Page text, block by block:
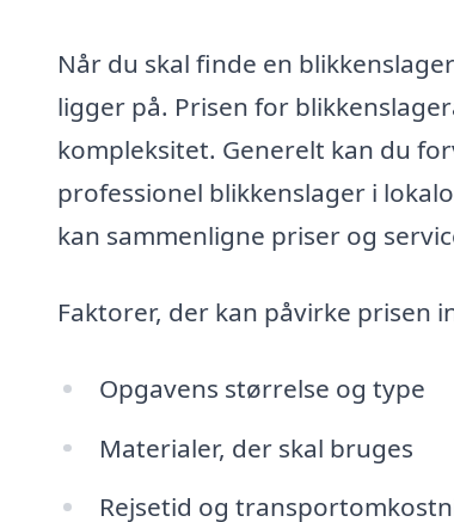
Når du skal finde en
ligger på. Prisen for
kompleksitet. Generelt kan du
professionel blikkenslager i
kan sammenligne priser og
Faktorer, der kan påvirke prisen
Opgavens størrelse og type
Materialer, der skal bruges
Rejsetid og